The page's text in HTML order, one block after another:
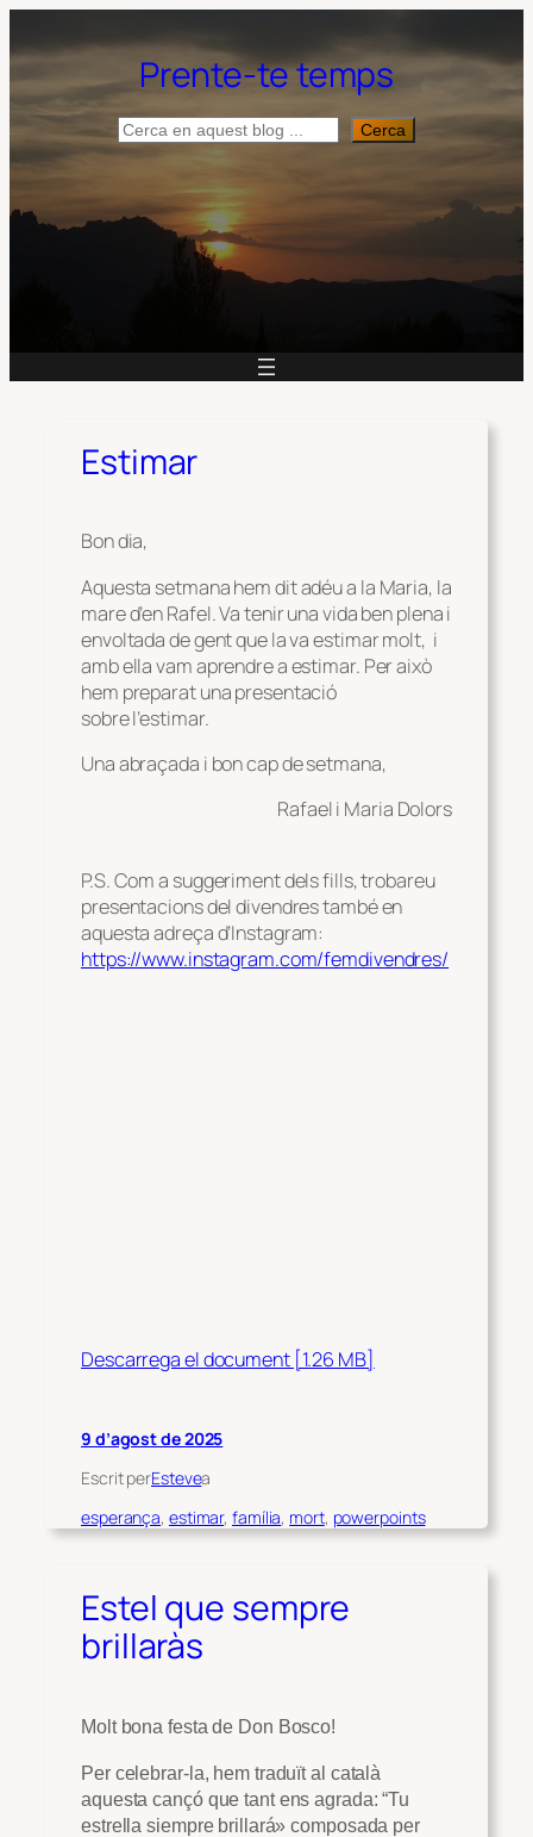
Prente-te temps
Cerca Cerca
Estimar
Bon dia,
Aquesta setmana hem dit adéu a la Maria, la
mare d’en Rafel. Va tenir una vida ben plena i
envoltada de gent que la va estimar molt, i
amb ella vam aprendre a estimar. Per això
hem preparat una presentació
sobre l’estimar.
Una abraçada i bon cap de setmana,
Rafael i Maria Dolors
P.S. Com a suggeriment dels fills, trobareu
presentacions del divendres també en
aquesta adreça d’Instagram:
https://www.instagram.com/femdivendres/
Descarrega el document [1.26 MB]
9 d’agost de 2025
Escrit perEstevea
esperança, estimar, família, mort, powerpoints
Estel que sempre
brillaràs
Molt bona festa de Don Bosco!
Per celebrar-la, hem traduït al català
aquesta cançó que tant ens agrada: “Tu
estrella siempre brillará» composada per